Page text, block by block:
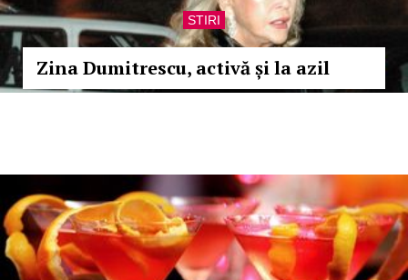
STIRI
Zina Dumitrescu, activă și la azil